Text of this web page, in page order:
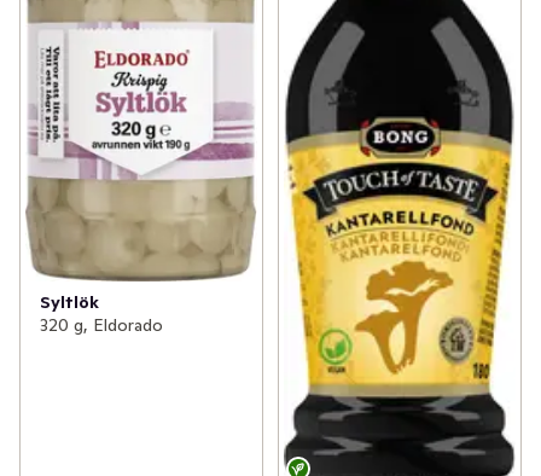
Syltlök
320 g, Eldorado